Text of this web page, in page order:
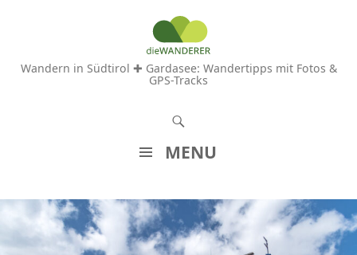
Wandern in Südtirol ✚ Gardasee: Wandertipps mit Fotos &
GPS-Tracks
n
MENU
U
M
I